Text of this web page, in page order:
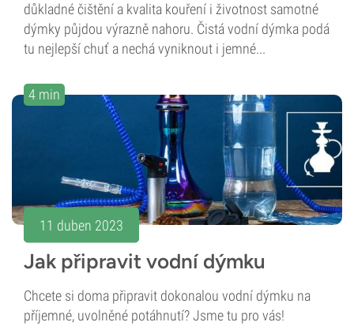
důkladné čištění a kvalita kouření i životnost samotné
dýmky půjdou výrazně nahoru. Čistá vodní dýmka podá
tu nejlepší chuť a nechá vyniknout i jemné...
4 min
11 duben 2023
Jak připravit vodní dýmku
Chcete si doma připravit dokonalou vodní dýmku na
příjemné, uvolněné potáhnutí? Jsme tu pro vás!